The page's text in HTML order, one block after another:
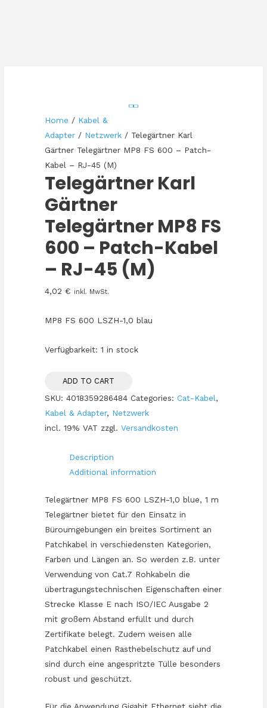
Home / Kabel &
Adapter / Netzwerk / Telegärtner Karl
Gärtner Telegärtner MP8 FS 600 – Patch-
Kabel – RJ-45 (M)
Telegärtner Karl
Gärtner
Telegärtner MP8 FS
600 – Patch-Kabel
– RJ-45 (M)
4,02€ inkl. MwSt.
MP8 FS 600 LSZH-1,0 blau
Verfügbarkeit: 1 in stock
ADD TO CART
SKU:4018359286484 Categories:Cat-Kabel,
Kabel & Adapter, Netzwerk
incl. 19% VAT zzgl.Versandkosten
Description
Additional information
Telegärtner MP8 FS 600 LSZH-1,0 blue, 1 m
Telegärtner bietet für den Einsatz in
Büroumgebungen ein breites Sortiment an
Patchkabel in verschiedensten Kategorien,
Farben und Längen an. So werden z.B. unter
Verwendung von Cat.7 Rohkabeln die
übertragungstechnischen Eigenschaften einer
Strecke Klasse E nach ISO/IEC Ausgabe 2
mit großem Abstand erfüllt und durch
Zertifikate belegt. Zudem weisen alle
Patchkabel einen Rasthebelschutz auf und
sind durch eine angespritzte Tülle besonders
robust und geschützt.